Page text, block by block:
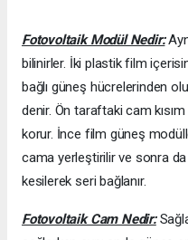
Fotovoltaik Modül Nedir:
bilinirler. İki plastik film
bağlı güneş hücrelerinden
denir. Ön taraftaki cam
korur. İnce film güneş
cama yerleştirilir ve sonra da
kesilerek seri bağlanır.
Fotovoltaik Cam Nedir: